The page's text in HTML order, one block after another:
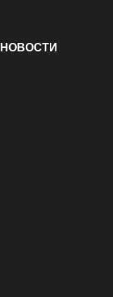
НОВОСТИ